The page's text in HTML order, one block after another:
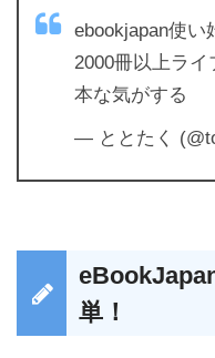
ebookjapan使い
2000冊以上ラ
本な気がする
— ととたく
単！